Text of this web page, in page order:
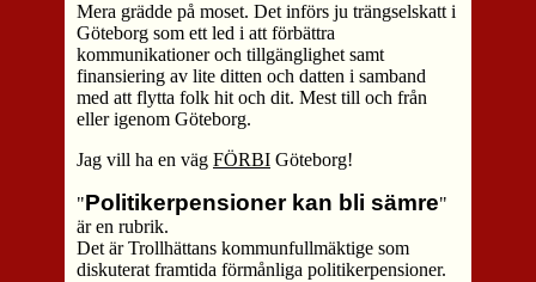
Mera grädde på moset. Det införs ju trängselskatt i
Göteborg som ett led i att förbättra
kommunikationer och tillgänglighet samt
finansiering av lite ditten och datten i samband
med att flytta folk hit och dit. Mest till och från
eller igenom Göteborg.
Jag vill ha en väg FÖRBI Göteborg!
"Politikerpensioner kan bli sämre"
är en rubrik.
Det är Trollhättans kommunfullmäktige som
diskuterat framtida förmånliga politikerpensioner.